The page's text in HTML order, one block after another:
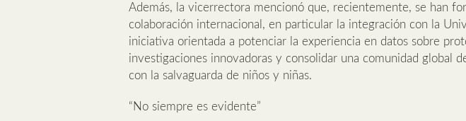
Además, la vicerrectora mencionó que, recientemente, se han
colaboración internacional, en particular la integración con la
iniciativa orientada a potenciar la experiencia en datos sobre
investigaciones innovadoras y consolidar una comunidad global
con la salvaguarda de niños y niñas.
“No siempre es evidente”